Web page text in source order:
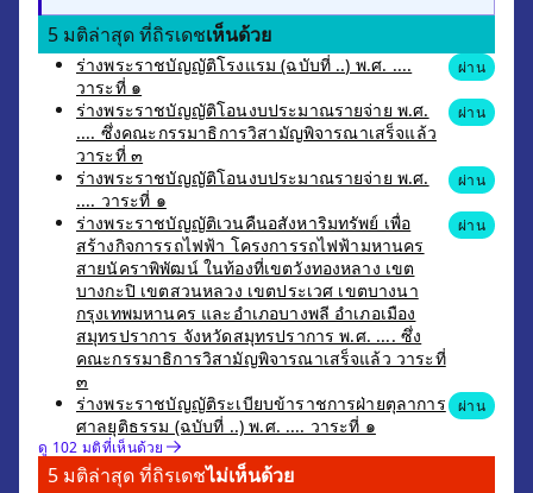
5 มติล่าสุด ที่ถิรเดชเห็นด้วย
ร่างพระราชบัญญัติโรงแรม (ฉบับที่ ..) พ.ศ. ....
วาระที่ ๑
ผ่าน
ร่างพระราชบัญญัติโอนงบประมาณรายจ่าย พ.ศ.
.... ซึ่งคณะกรรมาธิการวิสามัญพิจารณาเสร็จแล้ว
วาระที่ ๓
ผ่าน
ร่างพระราชบัญญัติโอนงบประมาณรายจ่าย พ.ศ.
.... วาระที่ ๑
ผ่าน
ร่างพระราชบัญญัติเวนคืนอสังหาริมทรัพย์ เพื่อ
สร้างกิจการรถไฟฟ้า โครงการรถไฟฟ้ามหานคร
สายนัคราพิพัฒน์ ในท้องที่เขตวังทองหลาง เขต
บางกะปิ เขตสวนหลวง เขตประเวศ เขตบางนา
กรุงเทพมหานคร และอำเภอบางพลี อำเภอเมือง
สมุทรปราการ จังหวัดสมุทรปราการ พ.ศ. .... ซึ่ง
คณะกรรมาธิการวิสามัญพิจารณาเสร็จแล้ว วาระที่
๓
ผ่าน
ร่างพระราชบัญญัติระเบียบข้าราชการฝ่ายตุลาการ
ศาลยุติธรรม (ฉบับที่ ..) พ.ศ. .... วาระที่ ๑
ผ่าน
ดู 102 มติที่เห็นด้วย
5 มติล่าสุด ที่ถิรเดชไม่เห็นด้วย